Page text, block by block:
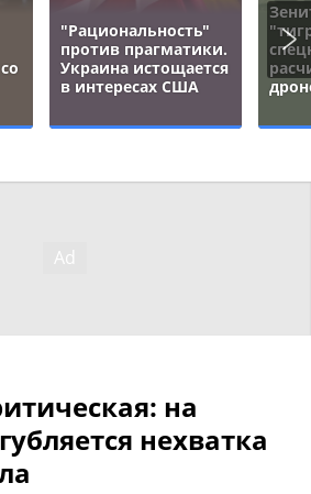
"Рациональность"
против прагматики.
Украина истощается
в интересах США
на
нехватка